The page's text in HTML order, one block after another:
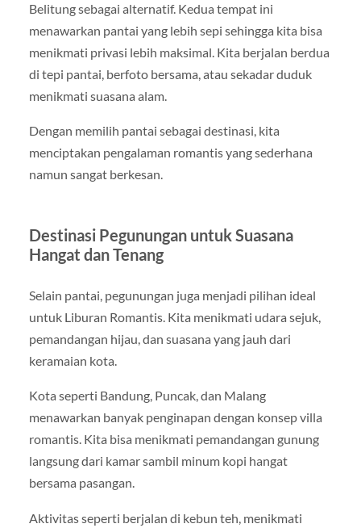
Belitung sebagai alternatif. Kedua tempat ini
menawarkan pantai yang lebih sepi sehingga kita bisa
menikmati privasi lebih maksimal. Kita berjalan berdua
di tepi pantai, berfoto bersama, atau sekadar duduk
menikmati suasana alam.
Dengan memilih pantai sebagai destinasi, kita
menciptakan pengalaman romantis yang sederhana
namun sangat berkesan.
Destinasi Pegunungan untuk Suasana
Hangat dan Tenang
Selain pantai, pegunungan juga menjadi pilihan ideal
untuk Liburan Romantis. Kita menikmati udara sejuk,
pemandangan hijau, dan suasana yang jauh dari
keramaian kota.
Kota seperti Bandung, Puncak, dan Malang
menawarkan banyak penginapan dengan konsep villa
romantis. Kita bisa menikmati pemandangan gunung
langsung dari kamar sambil minum kopi hangat
bersama pasangan.
Aktivitas seperti berjalan di kebun teh, menikmati